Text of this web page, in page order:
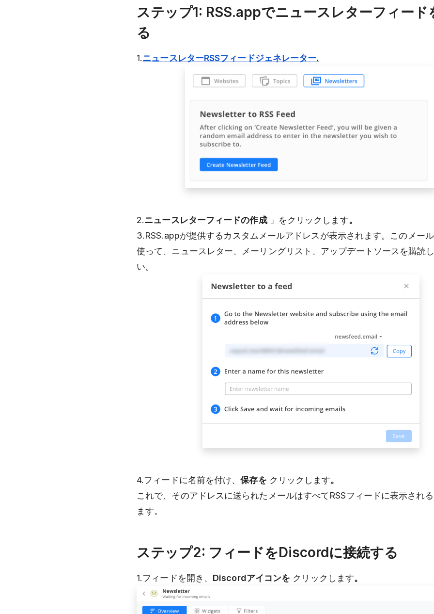
ステップ1: RSS.appでニュースレターフィード
る
1.ニュースレターRSSフィードジェネレーター.
2.ニュースレターフィードの作成 」をクリックします。
3.RSS.appが提供するカスタムメールアドレスが表示されます。このメー
使って、ニュースレター、メーリングリスト、アップデートソースを購読
い。
4.フィードに名前を付け、保存を クリックします。
これで、そのアドレスに送られたメールはすべてRSSフィードに表示され
ます。
ステップ2: フィードをDiscordに接続する
1.フィードを開き、 Discordアイコンを クリックします。